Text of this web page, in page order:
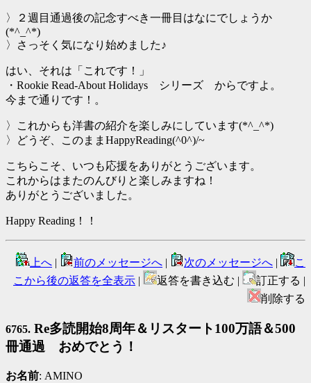
〉２週目通過後の記念すべき一冊目はなにでしょうか
(*^_^*)
〉さっそく気になり始めました♪
はい、それは「これです！」
・Rookie Read-About Holidays シリーズ からですよ。
今まで通りです！。
〉これからも洋書の紹介を楽しみにしています(*^_^*)
〉どうぞ、このままHappyReading(^0^)/~
こちらこそ、いつも応援をありがとうございます。
これからはまたのんびりと楽しみますね！
ありがとうございました。
Happy Reading！！
上へ | 前のメッセージへ | 次のメッセージへ |
こ
こから後の返答を全表示 | 返答を書き込む |
訂正する |
削除する
6765. Re多読開始8周年＆リスタート100万語＆500
冊通過 おめでとう！
お名前: AMINO